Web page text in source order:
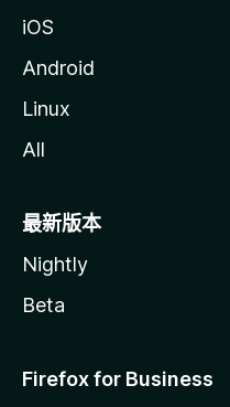
iOS
Android
Linux
All
最新版本
Nightly
Beta
Firefox for Business